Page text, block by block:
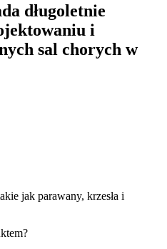
długoletnie
i
sal chorych w
jak parawany, krzesła i